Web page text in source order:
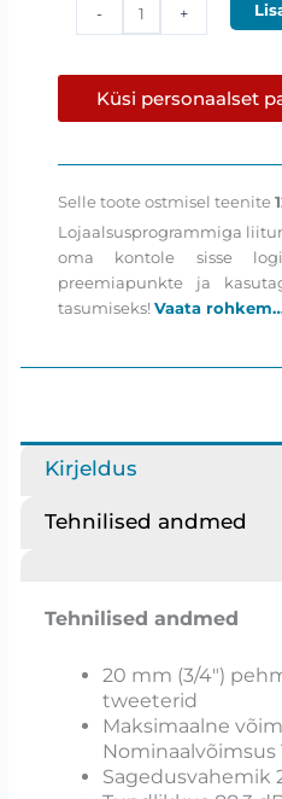
-
TS20HR
3/4″,
15W
+
Küsi personaalset
Selle toote ostmisel teenite
Lojaalsusprogrammiga
oma kontole sisse
preemiapunkte ja
tasumiseks!Vaata
Kirjeldus
Tehnilised andmed
Tehnilised andmed
20 mm (3/4″)
tweeterid
Maksimaalne
Nominaalvõimsus
Sagedusvahemik